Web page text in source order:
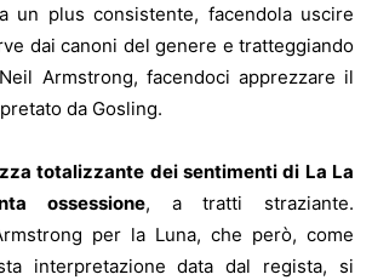
un plus consistente, facendola uscire
dai canoni del genere e tratteggiando
Armstrong, facendoci apprezzare il
da Gosling.
totalizzante dei sentimenti di La La
ossessione, a tratti straziante.
per la Luna, che però, come
interpretazione data dal regista, si